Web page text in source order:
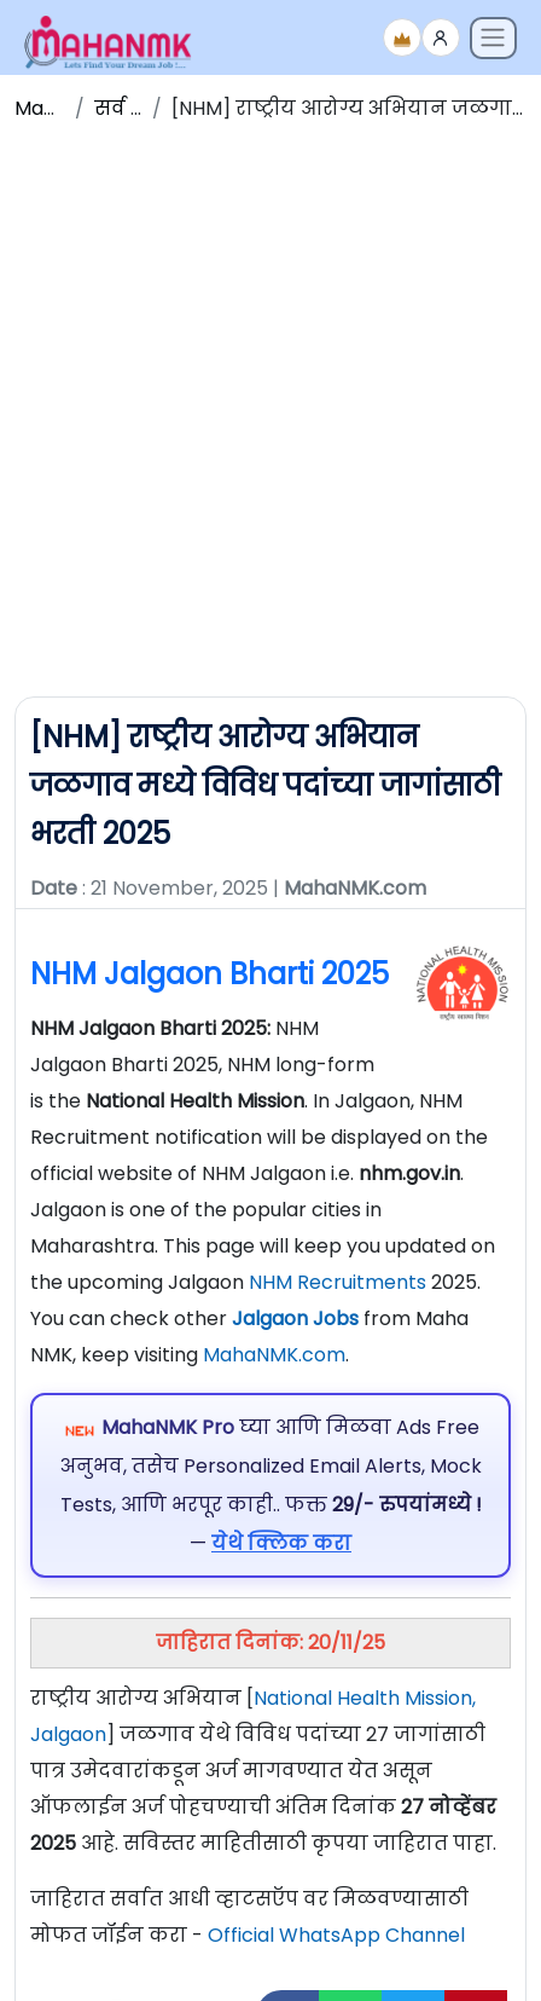
Maha NMK सर्व जाहिराती [NHM] राष्ट्रीय आरोग्य अभियान जळगाव मध्ये विविध पदांच्या जागांसाठी भरती 2025
[NHM] राष्ट्रीय आरोग्य अभियान
जळगाव मध्ये विविध पदांच्या जागांसाठी
भरती 2025
Date: 21 November, 2025 | MahaNMK.com
NHM Jalgaon Bharti 2025
NHM Jalgaon Bharti 2025: NHM
Jalgaon Bharti 2025, NHM long-form
is the National Health Mission. In Jalgaon, NHM
Recruitment notification will be displayed on the
official website of NHM Jalgaon i.e. nhm.gov.in.
Jalgaon is one of the popular cities in
Maharashtra. This page will keep you updated on
the upcoming Jalgaon NHM Recruitments2025.
You can check otherJalgaon Jobs from Maha
NMK, keep visiting MahaNMK.com.
MahaNMK Proघ्या आणि मिळवा Ads Free
अनुभव, तसेच Personalized Email Alerts, Mock
Tests, आणि भरपूर काही.. फक्त29/- रुपयांमध्ये !
— येथे क्लिक करा
जाहिरात दिनांक: 20/11/25
राष्ट्रीय आरोग्य अभियान [National Health Mission,
Jalgaon] जळगाव येथे विविध पदांच्या 27 जागांसाठी
पात्र उमेदवारांकडून अर्ज मागवण्यात येत असून
ऑफलाईन अर्ज पोहचण्याची अंतिम दिनांक27 नोव्हेंबर
2025 आहे. सविस्तर माहितीसाठी कृपया जाहिरात पाहा.
जाहिरात सर्वात आधी व्हाटसऍप वर मिळवण्यासाठी
मोफत जॉईन करा - Official WhatsApp Channel